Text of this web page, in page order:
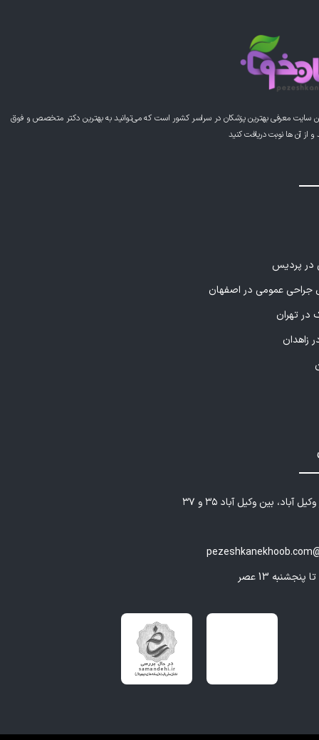
سایت معرفی بهترین پزشکان در سراسر کشور است که می‌توانید به بهترین دکتر متخصص و فوق
آن ها نوبت دریافت کنید
در پردیس
عمومی در اصفهان
در تهران
زاهدان
آباد، بین وکیل آباد ۳۵ و ۳۷